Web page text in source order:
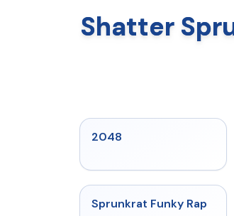
Shatter
2048
★ 4.7
Sprunkrat Funky Rap